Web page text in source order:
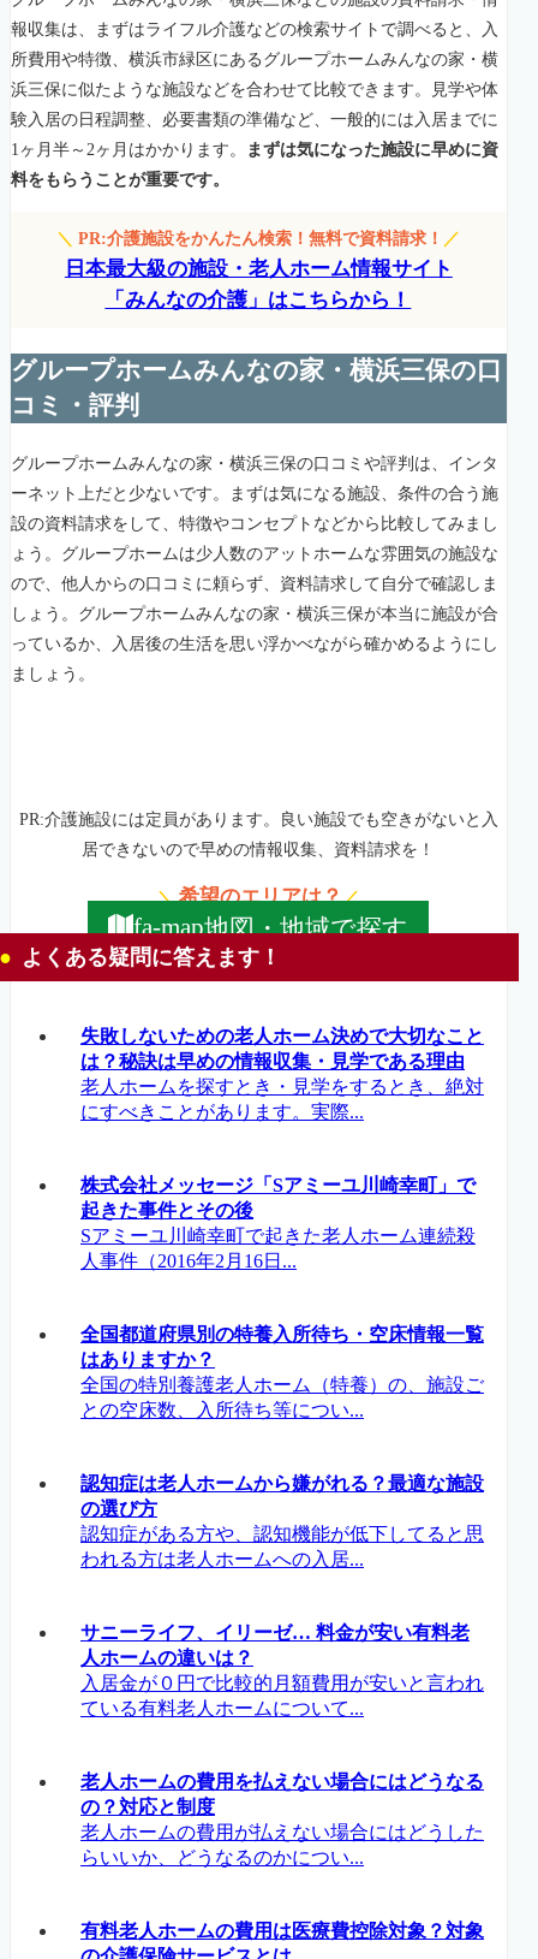
報収集は、まずはライフル介護などの検索サイトで調べると、入
所費用や特徴、横浜市緑区にあるグループホームみんなの家・横
浜三保に似たような施設などを合わせて比較できます。見学や体
験入居の日程調整、必要書類の準備など、一般的には入居までに
1ヶ月半～2ヶ月はかかります。
まずは気になった施設に早めに資
料をもらうことが重要です。
＼PR:介護施設をかんたん検索！無料で資料請求！ ／
日本最大級の施設・老人ホーム情報サイト
「みんなの介護」はこちらから！
グループホームみんなの家・横浜三保の口
コミ・評判
グループホームみんなの家・横浜三保の口コミや評判は、インタ
ーネット上だと少ないです。まずは気になる施設、条件の合う施
設の資料請求をして、特徴やコンセプトなどから比較してみまし
ょう。グループホームは少人数のアットホームな雰囲気の施設な
ので、他人からの口コミに頼らず、資料請求して自分で確認しま
しょう。グループホームみんなの家・横浜三保が本当に施設が合
っているか、入居後の生活を思い浮かべながら確かめるようにし
ましょう。
PR:介護施設には定員があります。良い施設でも空きがないと入
居できないので早めの情報収集、資料請求を！
＼希望のエリアは？／
fa-map地図・地域で探す
よくある疑問に答えます！
失敗しないための老人ホーム決めで大切なこと
は？秘訣は早めの情報収集・見学である理由
老人ホームを探すとき・見学をするとき、絶対
にすべきことがあります。実際...
株式会社メッセージ「Sアミーユ川崎幸町」で
起きた事件とその後
Sアミーユ川崎幸町で起きた老人ホーム連続殺
人事件（2016年2月16日...
全国都道府県別の特養入所待ち・空床情報一覧
はありますか？
全国の特別養護老人ホーム（特養）の、施設ご
との空床数、入所待ち等につい...
認知症は老人ホームから嫌がれる？最適な施設
の選び方
認知症がある方や、認知機能が低下してると思
われる方は老人ホームへの入居...
サニーライフ、イリーゼ… 料金が安い有料老
人ホームの違いは？
入居金が０円で比較的月額費用が安いと言われ
ている有料老人ホームについて...
老人ホームの費用を払えない場合にはどうなる
の？対応と制度
老人ホームの費用が払えない場合にはどうした
らいいか、どうなるのかについ...
有料老人ホームの費用は医療費控除対象？対象